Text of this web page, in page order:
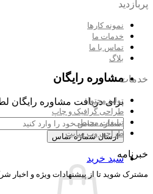
مشاهده صفحه خدمات
فروشگاه
افزونه فرم ساز نمایشگاهی
مشاهده فروشگاه خدمات
بازاریابی موتورهای جستجو
سئو (SEO)
مشاوره رایگان
برای دریافت مشاوره رایگان
سبد خرید
پربازدید
نمونه کارها
خدمات ما
تماس با ما
بلاگ
خدمات
تولید محتوا
طراحی گرافیک و چاپ
تبلیغات محیطی
طراحی وب سایت
خبرنامه
مشترک شوید تا از پیشنهادات ویژه و اخبار